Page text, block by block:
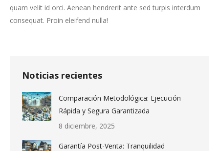
quam velit id orci. Aenean hendrerit ante sed turpis interdum
consequat. Proin eleifend nulla!
Noticias recientes
Comparación Metodológica: Ejecución
Rápida y Segura Garantizada
8 diciembre, 2025
Garantía Post-Venta: Tranquilidad